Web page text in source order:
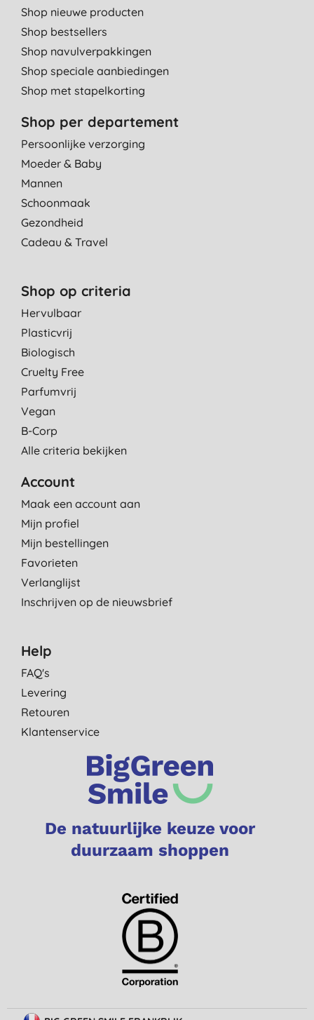
Shop nieuwe producten
Shop bestsellers
Shop navulverpakkingen
Shop speciale aanbiedingen
Shop met stapelkorting
Shop per departement
Persoonlijke verzorging
Moeder & Baby
Mannen
Schoonmaak
Gezondheid
Cadeau & Travel
Shop op criteria
Hervulbaar
Plasticvrij
Biologisch
Cruelty Free
Parfumvrij
Vegan
B-Corp
Alle criteria bekijken
Account
Maak een account aan
Mijn profiel
Mijn bestellingen
Favorieten
Verlanglijst
Inschrijven op de nieuwsbrief
Help
FAQ's
Levering
Retouren
Klantenservice
De natuurlijke keuze voor
duurzaam shoppen